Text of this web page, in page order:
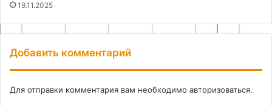
19.11.2025
Добавить комментарий
Для отправки комментария вам необходимо авторизоваться.